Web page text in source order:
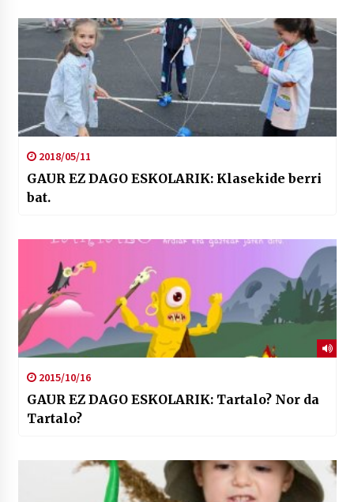
2018/05/11
GAUR EZ DAGO ESKOLARIK: Klasekide berri
bat.
2015/10/16
GAUR EZ DAGO ESKOLARIK: Tartalo? Nor da
Tartalo?